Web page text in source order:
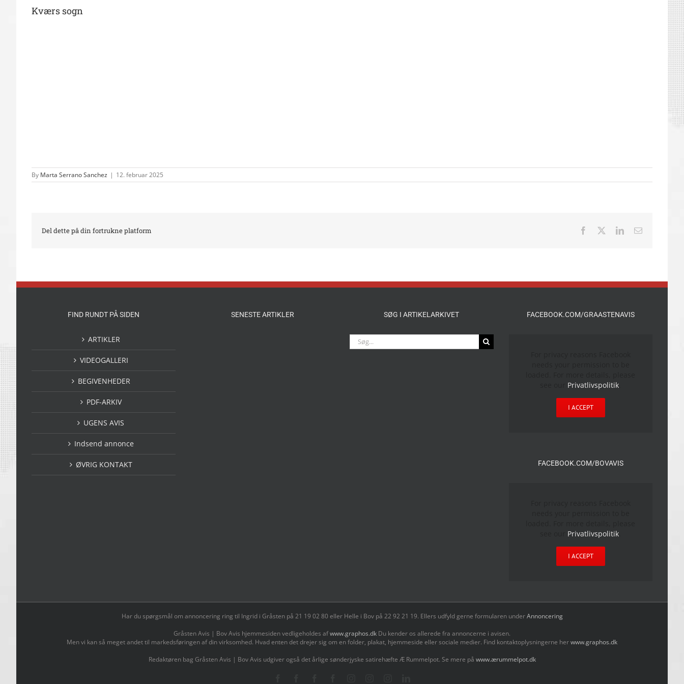
Kværs sogn
By Marta Serrano Sanchez | 12. februar 2025
Del dette på din fortrukne platform Facebook LinkedIn
E-
FIND RUNDT PÅ SIDEN
ARTIKLER
VIDEOGALLERI
BEGIVENHEDER
PDF-ARKIV
UGENS AVIS
Indsend annonce
ØVRIG KONTAKT
SENESTE ARTIKLER SØG I ARTIKELARKIVET
Søg
efter:
FACEBOOK.COM/GRAASTENAVIS
Privatlivspolitik
I ACCEPT
FACEBOOK.COM/BOVAVIS
Privatlivspolitik
I ACCEPT
Har du spørgsmål om annoncering ring til Ingrid i Gråsten på 21 19 02 80 ‬eller Helle i Bov på 22 92 21 19‬. Ellers udfyld gerne formularen underAnnoncering
Gråsten Avis | Bov Avis hjemmesiden vedligeholdes afwww.graphos.dk Du kender os allerede fra annoncerne i avisen.
Men vi kan så meget andet til markedsføringen af din virksomhed. Hvad enten det drejer sig om en folder, plakat, hjemmeside eller sociale medier. Find kontaktoplysningerne herwww.graphos.dk
Redaktøren bag Gråsten Avis | Bov Avis udgiver også det årlige sønderjyske satirehæfte Æ Rummelpot. Se mere på www.ærummelpot.dk